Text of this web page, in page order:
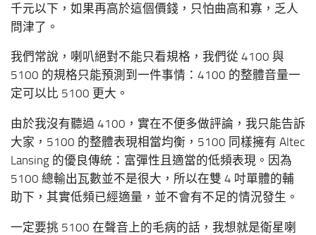
千元以下，如果再高於這個價錢，只怕曲高和寡，乏人
問津了。
我們常說，喇叭絕對不能只看規格，我們從 4100 與
5100 的規格只能預測到一件事情：4100 的整體音量一
定可以比 5100 更大。
由於我沒有聽過 4100，實在不便多做評論，我只能告訴
大家，5100 的整體表現相當均衡，5100 同樣擁有 Altec
Lansing 的優良傳統：富彈性且適當的低頻表現。因為
5100 總輸出瓦數並不是很大，所以在雙 4 吋單體的輔
助下，其實低頻已經適量，並不會有不足的情況發生。
一定要挑 5100 在聲音上的毛病的話，我想就是衛星喇